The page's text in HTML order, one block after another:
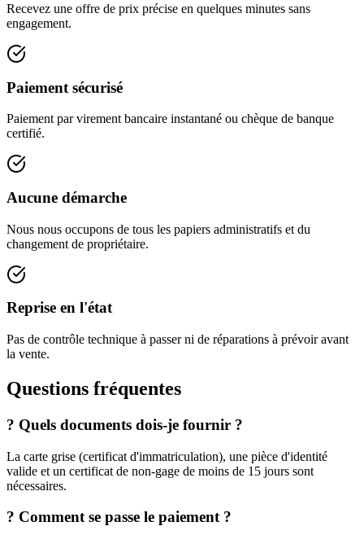
Recevez une offre de prix précise en quelques minutes sans
engagement.
Paiement sécurisé
Paiement par virement bancaire instantané ou chèque de banque
certifié.
Aucune démarche
Nous nous occupons de tous les papiers administratifs et du
changement de propriétaire.
Reprise en l'état
Pas de contrôle technique à passer ni de réparations à prévoir avant
la vente.
Questions fréquentes
? Quels documents dois-je fournir ?
La carte grise (certificat d'immatriculation), une pièce d'identité
valide et un certificat de non-gage de moins de 15 jours sont
nécessaires.
? Comment se passe le paiement ?